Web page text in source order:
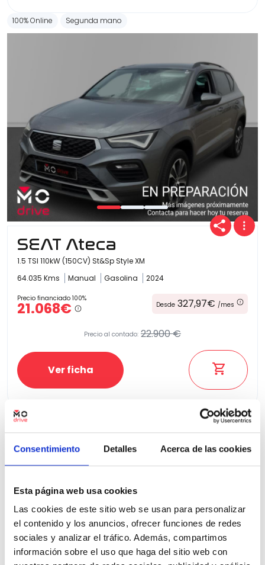
Consentimiento Detalles Acerca de las cookies
Esta página web usa cookies
Las cookies de este sitio web se usan para personalizar
el contenido y los anuncios, ofrecer funciones de redes
sociales y analizar el tráfico. Además, compartimos
información sobre el uso que haga del sitio web con
100% Online Segunda mano
SEAT Ateca
1.5 TSI 110kW (150CV) St&Sp Style XM
64.035 Kms
Manual Gasolina 2024
Precio financiado 100%
21.068€ Desde 327,97€ /mes
Precio al contado: 22.900 €
Ver ficha
100% Online